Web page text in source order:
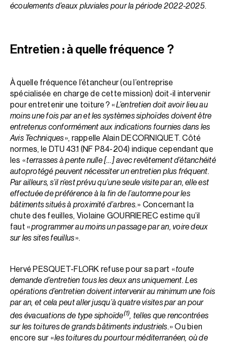
écoulements d’eaux pluviales pour la période 2022-2025.
Entretien : à quelle fréquence ?
À quelle fréquence l’étancheur (ou l’entreprise
spécialisée en charge de cette mission) doit-il intervenir
pour entretenir une toiture ? «L’entretien doit avoir lieu au
moins une fois par an et les systèmes siphoïdes doivent être
entretenus conformément aux indications fournies dans les
Avis Techniques», rappelle Alain DECORNIQUET. Côté
normes, le DTU 43.1 (NF P84-204) indique cependant que
les «terrasses à pente nulle […] avec revêtement d’étanchéité
autoprotégé peuvent nécessiter un entretien plus fréquent.
Par ailleurs, s’il n’est prévu qu’une seule visite par an, elle est
effectuée de préférence à la fin de l’automne pour les
bâtiments situés à proximité d’arbres. » Concernant la
chute des feuilles, Violaine GOURRIEREC estime qu’il
faut «programmer au moins un passage par an, voire deux
sur les sites feuillus».
Hervé PESQUET-FLORK refuse pour sa part «toute
demande d’entretien tous les deux ans uniquement. Les
opérations d’entretien doivent intervenir au minimum une fois
par an, et cela peut aller jusqu’à quatre visites par an pour
des évacuations de type siphoïde(1), telles que rencontrées
sur les toitures de grands bâtiments industriels. » Ou bien
encore sur «les toitures du pourtour méditerranéen, où de